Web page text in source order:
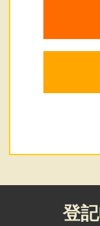
登